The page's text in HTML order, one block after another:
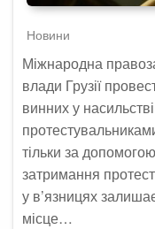
Новини
Міжнародна
влади Грузії
винних у
тільки за
затримання
у в’язницях
місце…